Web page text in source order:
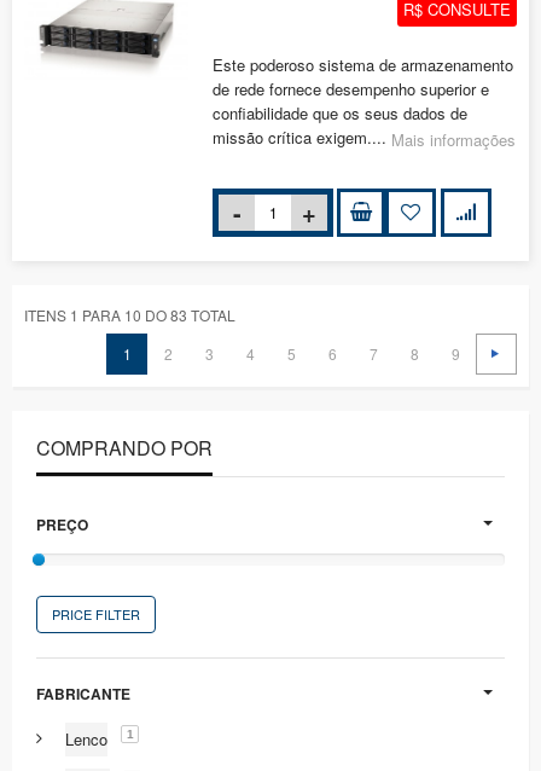
R$ CONSULTE
Este poderoso sistema de armazenamento
de rede fornece desempenho superior e
confiabilidade que os seus dados de
missão crítica exigem.... Mais informações
ITENS 1 PARA 10 DO 83 TOTAL
1
2 3 4 5 6 7 8 9
COMPRANDO POR
PREÇO
PRICE FILTER
FABRICANTE
Lenco 1